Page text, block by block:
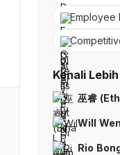
Employee
Kenali
巫睿
Will Wen
Rio